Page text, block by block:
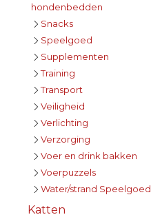
hondenbedden
Snacks
Speelgoed
Supplementen
Training
Transport
Veiligheid
Verlichting
Verzorging
Voer en drink bakken
Voerpuzzels
Water/strand Speelgoed
Katten